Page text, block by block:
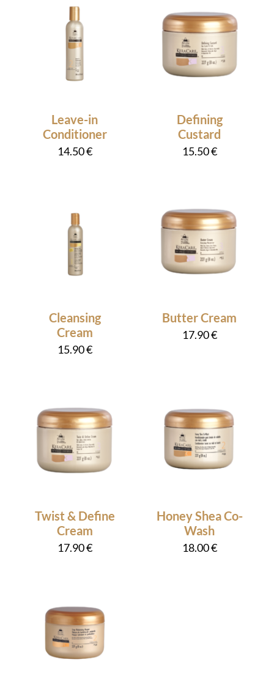
Leave-in
Conditioner
14.50€
Defining
Custard
15.50€
Cleansing
Cream
15.90€
Butter Cream
17.90€
Twist & Define
Cream
17.90€
Honey Shea Co-
Wash
18.00€